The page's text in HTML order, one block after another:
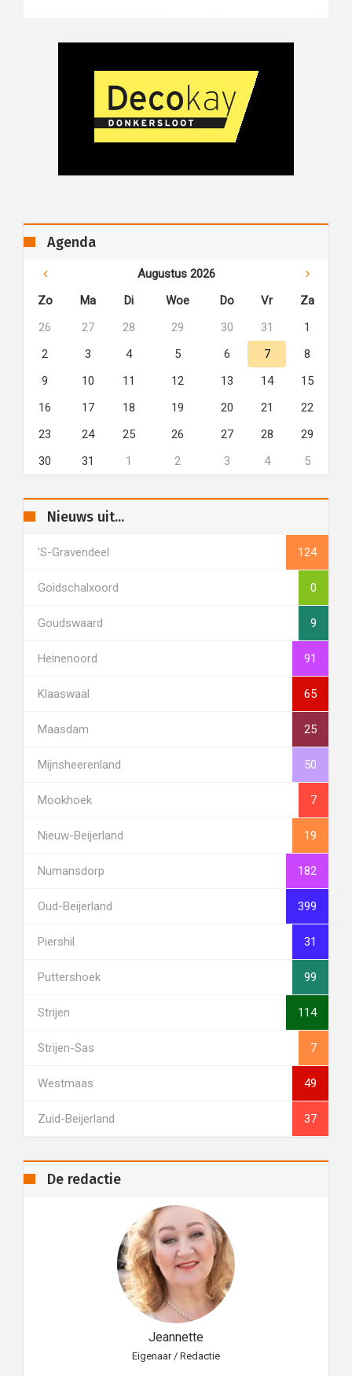
Agenda
Augustus 2026
Zo
Ma Di Woe Do Vr
Za
26
27 28 29 30 31
1
2
3 4 5 6 7
8
9
10 11 12 13 14
15
16
17 18 19 20 21
22
23
24 25 26 27 28
29
30
31 1 2 3 4 5
Nieuws uit...
's-Gravendeel 124
Goidschalxoord 0
Goudswaard 9
Heinenoord 91
Klaaswaal 65
Maasdam 25
Mijnsheerenland 50
Mookhoek 7
Nieuw-Beijerland 19
Numansdorp 182
Oud-Beijerland 399
Piershil 31
Puttershoek 99
Strijen 114
Strijen-Sas 7
Westmaas 49
Zuid-Beijerland 37
De redactie
Jeannette
Eigenaar / Redactie